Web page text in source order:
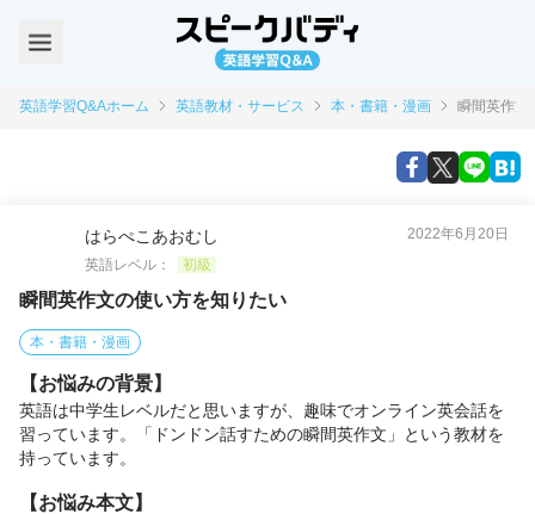
英語学習Q&Aホーム 英語教材・サービス 本・書籍・漫画 瞬間英作文
はらぺこあおむし
2022年6月20日
英語レベル：
初級
瞬間英作文の使い方を知りたい
本・書籍・漫画
【お悩みの背景】
英語は中学生レベルだと思いますが、趣味でオンライン英会話を
習っています。「ドンドン話すための瞬間英作文」という教材を
持っています。
【お悩み本文】